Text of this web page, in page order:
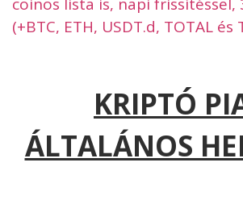
(+BTC, ETH, USDT.d, TOTAL és
KRIPTÓ
ÁLTALÁNOS